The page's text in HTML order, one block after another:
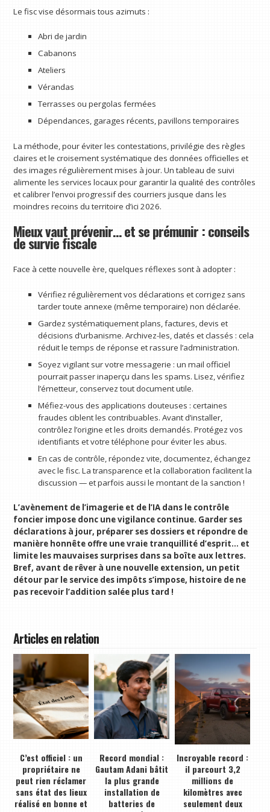
Le fisc vise désormais tous azimuts :
Abri de jardin
Cabanons
Ateliers
Vérandas
Terrasses ou pergolas fermées
Dépendances, garages récents, pavillons temporaires
La méthode, pour éviter les contestations, privilégie des règles
claires et le croisement systématique des données officielles et
des images régulièrement mises à jour. Un tableau de suivi
alimente les services locaux pour garantir la qualité des contrôles
et calibrer l’envoi progressif des courriers jusque dans les
moindres recoins du territoire d’ici 2026.
Mieux vaut prévenir… et se prémunir : conseils
de survie fiscale
Face à cette nouvelle ère, quelques réflexes sont à adopter :
Vérifiez régulièrement vos déclarations et corrigez sans
tarder toute annexe (même temporaire) non déclarée.
Gardez systématiquement plans, factures, devis et
décisions d’urbanisme. Archivez-les, datés et classés : cela
réduit le temps de réponse et rassure l’administration.
Soyez vigilant sur votre messagerie : un mail officiel
pourrait passer inaperçu dans les spams. Lisez, vérifiez
l’émetteur, conservez tout document utile.
Méfiez-vous des applications douteuses : certaines
fraudes ciblent les contribuables. Avant d’installer,
contrôlez l’origine et les droits demandés. Protégez vos
identifiants et votre téléphone pour éviter les abus.
En cas de contrôle, répondez vite, documentez, échangez
avec le fisc. La transparence et la collaboration facilitent la
discussion — et parfois aussi le montant de la sanction !
L’avènement de l’imagerie et de l’IA dans le contrôle
foncier impose donc une vigilance continue. Garder ses
déclarations à jour, préparer ses dossiers et répondre de
manière honnête offre une vraie tranquillité d’esprit… et
limite les mauvaises surprises dans sa boîte aux lettres.
Bref, avant de rêver à une nouvelle extension, un petit
détour par le service des impôts s’impose, histoire de ne
pas recevoir l’addition salée plus tard !
Articles en relation
C’est officiel : un
propriétaire ne
peut rien réclamer
sans état des lieux
réalisé en bonne et
Record mondial :
Gautam Adani bâtit
la plus grande
installation de
batteries de
Incroyable record :
il parcourt 3,2
millions de
kilomètres avec
seulement deux